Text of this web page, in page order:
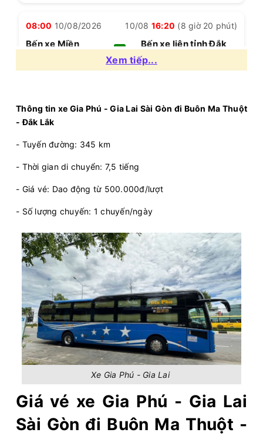
08:00 10/08/2026 10/08 16:20 (8 giờ 20 phút)
Bến xe Miền
Bến xe liên tỉnh Đắk
Lắk
Giá vé: 300.000 Còn trống:20 + Chọn mua
08:0010/08/2026
Văn phòng Bình
Giá vé:436.000 Còn trống:
08:30 10/08/2026 10/08 17:15(8 giờ 45 phút)
Văn Phòng Tân
Bình
Văn Phòng Buôn Ma
Thuột
Tiến Oanh Limousine 22 Phòng...
Giá vé:380.000 Còn trống:14 Chọn mua
08:50 10/08/2026 10/08 16:00 (7 giờ 10 phút)
Dương Canary
Ma Thuột
Xem tiếp...
Thông tin xe Gia Phú - Gia Lai Sài Gòn đi Buôn Ma Thuột
- Đắk Lắk
- Tuyến đường: 345 km
- Thời gian di chuyển: 7,5 tiếng
- Giá vé: Dao động từ 500.000đ/lượt
- Số lượng chuyến: 1 chuyến/ngày
Xe Gia Phú - Gia Lai
Giá vé xe Gia Phú - Gia Lai
Sài Gòn đi Buôn Ma Thuột -